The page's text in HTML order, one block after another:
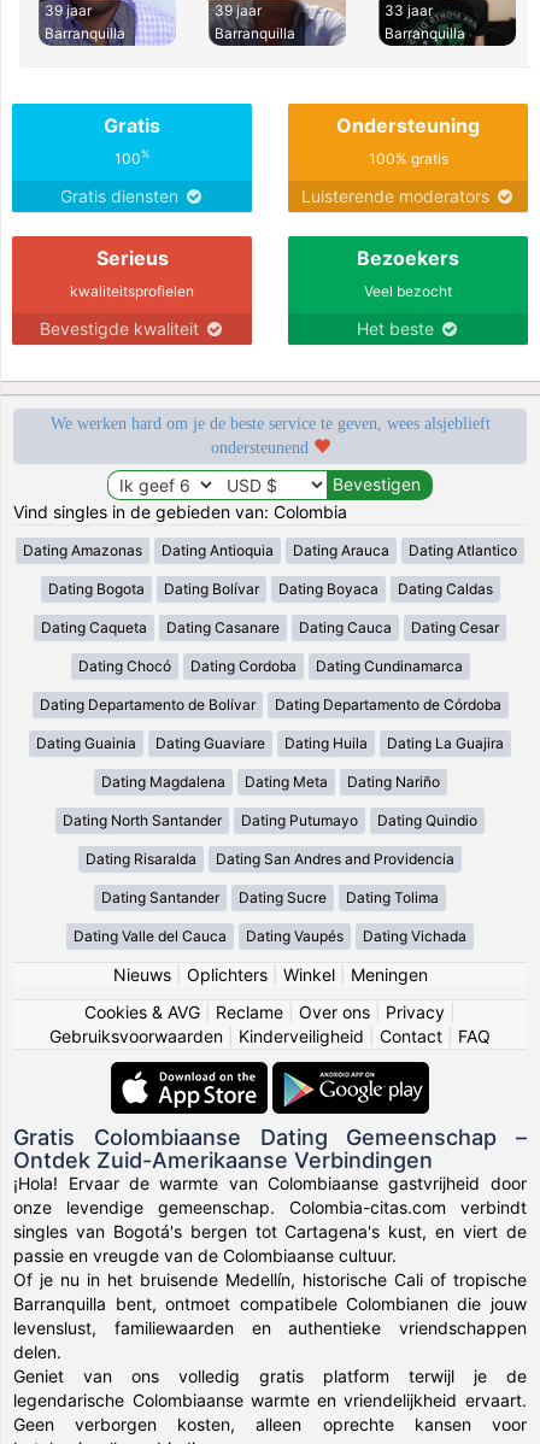
39 jaar
Barranquilla
39 jaar
Barranquilla
33 jaar
Barranquilla
Gratis
100%
Gratis diensten
Ondersteuning
100% gratis
Luisterende moderators
Serieus
kwaliteitsprofielen
Bevestigde kwaliteit
Bezoekers
Veel bezocht
Het beste
We werken hard om je de beste service te geven, wees alsjeblieft
ondersteunend
Vind singles in de gebieden van: Colombia
Dating Amazonas Dating Antioquia Dating Arauca Dating Atlantico
Dating Bogota Dating Bolívar Dating Boyaca Dating Caldas
Dating Caqueta Dating Casanare Dating Cauca Dating Cesar
Dating Chocó Dating Cordoba Dating Cundinamarca
Dating Departamento de Bolívar Dating Departamento de Córdoba
Dating Guainia Dating Guaviare Dating Huila Dating La Guajira
Dating Magdalena Dating Meta Dating Nariño
Dating North Santander Dating Putumayo Dating Quindio
Dating Risaralda Dating San Andres and Providencia
Dating Santander Dating Sucre Dating Tolima
Dating Valle del Cauca Dating Vaupés Dating Vichada
Nieuws| Oplichters| Winkel| Meningen
Cookies & AVG
Reclame Over ons Privacy
Gebruiksvoorwaarden
Kinderveiligheid Contact FAQ
Gratis Colombiaanse Dating Gemeenschap –
Ontdek Zuid-Amerikaanse Verbindingen
¡Hola! Ervaar de warmte van Colombiaanse gastvrijheid door
onze levendige gemeenschap. Colombia-citas.com verbindt
singles van Bogotá's bergen tot Cartagena's kust, en viert de
passie en vreugde van de Colombiaanse cultuur.
Of je nu in het bruisende Medellín, historische Cali of tropische
Barranquilla bent, ontmoet compatibele Colombianen die jouw
levenslust, familiewaarden en authentieke vriendschappen
delen.
Geniet van ons volledig gratis platform terwijl je de
legendarische Colombiaanse warmte en vriendelijkheid ervaart.
Geen verborgen kosten, alleen oprechte kansen voor